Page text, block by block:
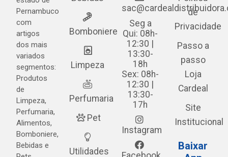
Pernambuco
com
artigos
dos mais
variados
segmentos:
Produtos
de
Limpeza,
Perfumaria,
Alimentos,
Bomboniere,
Bebidas e
Bomboniere
Limpeza
Perfumaria
Pet
Utilidades
Seg a
Qui: 08h-
12:30 |
13:30-
18h
Sex: 08h-
12:30 |
13:30-
17h
Instagram
de
Privacidade
Passo a
passo
Loja
Cardeal
Site
Institucional
Baixar